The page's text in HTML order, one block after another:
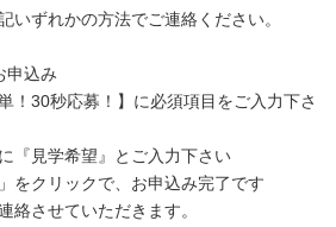
ずれかの方法でご連絡ください。
申込み
！30秒応募！】に必須項目をご入力下さ
『見学希望』とご入力下さい
をクリックで、お申込み完了です
させていただきます。